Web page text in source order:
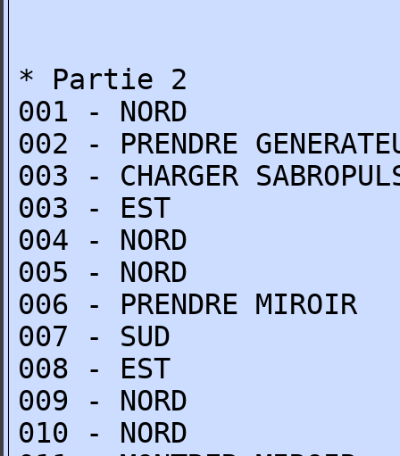
* Partie 2
001 - NORD
002 - PRENDRE
003 - CHARGER
003 - EST
004 - NORD
005 - NORD
006 - PRENDRE MIROIR
007 - SUD
008 - EST
009 - NORD
010 - NORD